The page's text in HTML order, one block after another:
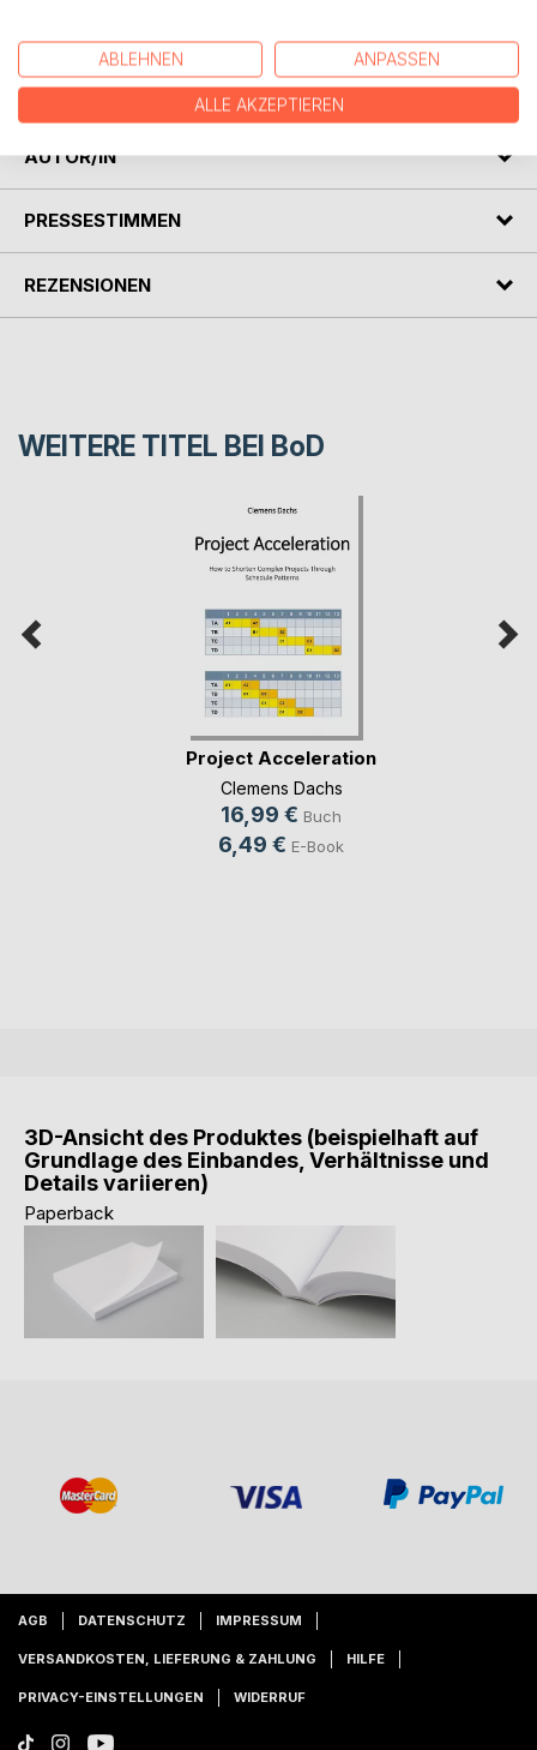
sich speziell für das Studium, die Reifeprüfung und andere
Fachausbildungen, um für die Praxis und diverse Prüfungen
bestmöglich vorbereitet zu sein.
AUTOR/IN
PRESSESTIMMEN
REZENSIONEN
WEITERE TITEL BEI BoD
Project Acceleration
Clemens Dachs
16,99 € Buch
6,49 € E-Book
3D-Ansicht des Produktes (beispielhaft auf
Grundlage des Einbandes, Verhältnisse und
Details variieren)
Paperback
AGB DATENSCHUTZ IMPRESSUM
VERSANDKOSTEN, LIEFERUNG & ZAHLUNG HILFE
PRIVACY-EINSTELLUNGEN WIDERRUF
ABLEHNEN ANPASSEN
ALLE AKZEPTIEREN